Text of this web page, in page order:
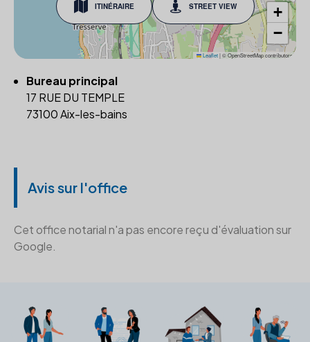
ITINÉRAIRE STREET VIEW
+
−
Leaflet|© OpenStreetMap contributors
Bureau principal
17 RUE DU TEMPLE
73100 Aix-les-bains
Avis sur l'office
Cet office notarial n'a pas encore reçu d'évaluation sur
Google.